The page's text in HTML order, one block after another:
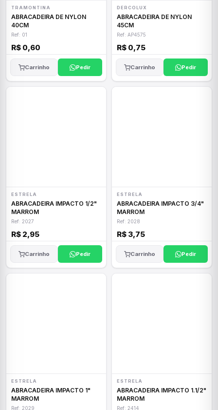
TRAMONTINA
ABRACADEIRA DE NYLON
40CM
Ref: 01
R$ 0,60
Carrinho Pedir
DERCOLUX
ABRACADEIRA DE NYLON
45CM
Ref: AP4575
R$ 0,75
Carrinho Pedir
ESTRELA
ABRACADEIRA IMPACTO 1/2"
MARROM
Ref: 2027
R$ 2,95
Carrinho Pedir
ESTRELA
ABRACADEIRA IMPACTO 3/4"
MARROM
Ref: 2028
R$ 3,75
Carrinho Pedir
ESTRELA
ABRACADEIRA IMPACTO 1"
MARROM
Ref: 2029
ESTRELA
ABRACADEIRA IMPACTO 1.1/2"
MARROM
Ref: 2414